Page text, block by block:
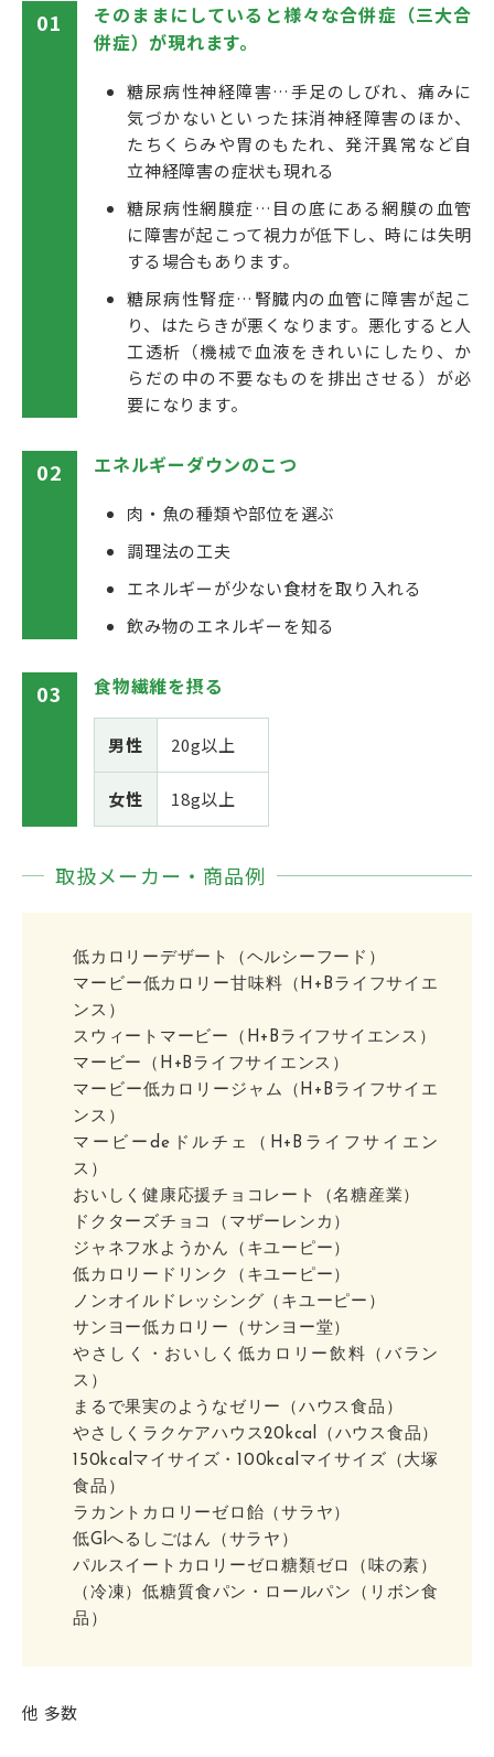
01
そのままにしていると様々な合併症（三大合
併症）が現れます。
糖尿病性神経障害…手足のしびれ、痛みに
気づかないといった抹消神経障害のほか、
たちくらみや胃のもたれ、発汗異常など自
立神経障害の症状も現れる
糖尿病性網膜症…目の底にある網膜の血管
に障害が起こって視力が低下し、時には失明
する場合もあります。
糖尿病性腎症…腎臓内の血管に障害が起こ
り、はたらきが悪くなります。悪化すると人
工透析（機械で血液をきれいにしたり、か
らだの中の不要なものを排出させる）が必
要になります。
02 エネルギーダウンのこつ
肉・魚の種類や部位を選ぶ
調理法の工夫
エネルギーが少ない食材を取り入れる
飲み物のエネルギーを知る
03 食物繊維を摂る
男性 20g以上
女性 18g以上
取扱メーカー・商品例
低カロリーデザート（ヘルシーフード）
マービー低カロリー甘味料（H+Bライフサイエ
ンス）
スウィートマービー（H+Bライフサイエンス）
マービー（H+Bライフサイエンス）
マービー低カロリージャム（H+Bライフサイエ
ンス）
マービーdeドルチェ（H+Bライフサイエン
ス）
おいしく健康応援チョコレート（名糖産業）
ドクターズチョコ（マザーレンカ）
ジャネフ水ようかん（キユーピー）
低カロリードリンク（キユーピー）
ノンオイルドレッシング（キユーピー）
サンヨー低カロリー（サンヨー堂）
やさしく・おいしく低カロリー飲料（バラン
ス）
まるで果実のようなゼリー（ハウス食品）
やさしくラクケアハウス20kcal（ハウス食品）
150kcalマイサイズ・100kcalマイサイズ（大塚
食品）
ラカントカロリーゼロ飴（サラヤ）
低Glへるしごはん（サラヤ）
パルスイートカロリーゼロ糖類ゼロ（味の素）
（冷凍）低糖質食パン・ロールパン（リボン食
品）
他 多数